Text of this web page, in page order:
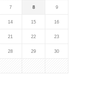
7 8 9
14 15 16
21 22 23
28 29 30